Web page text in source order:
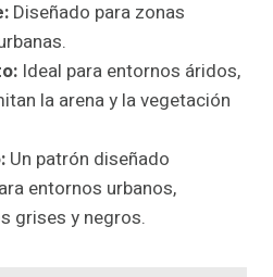
Diseñado para zonas
Ideal para entornos áridos,
la arena y la vegetación
Un patrón diseñado
entornos urbanos,
grises y negros.